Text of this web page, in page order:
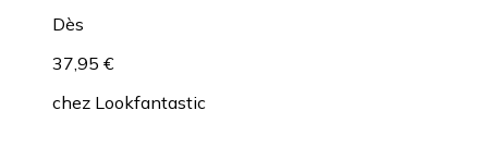
Dès
37,95 €
chez Lookfantastic